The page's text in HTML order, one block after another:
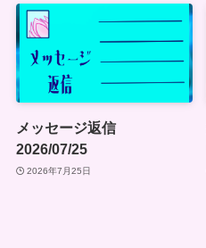
メッセージ返信
2026/07/25
2026年7月25日